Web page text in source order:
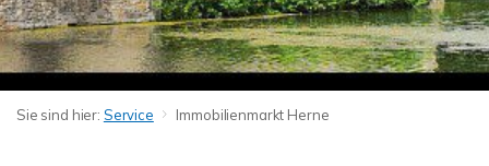
Sie sind hier: Service Immobilienmarkt Herne